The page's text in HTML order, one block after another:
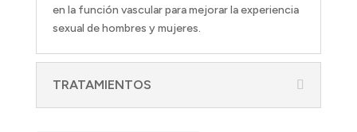
en la función vascular para mejorar la experiencia
sexual de hombres y mujeres.
TRATAMIENTOS